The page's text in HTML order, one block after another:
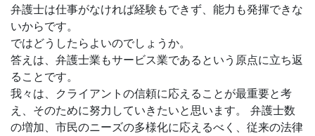
弁護士は仕事がなければ経験もできず、能力も発揮できな
いからです。
ではどうしたらよいのでしょうか。
答えは、弁護士業もサービス業であるという原点に立ち返
ることです。
我々は、クライアントの信頼に応えることが最重要と考
え、そのために努力していきたいと思います。 弁護士数
の増加、市民のニーズの多様化に応えるべく、従来の法律